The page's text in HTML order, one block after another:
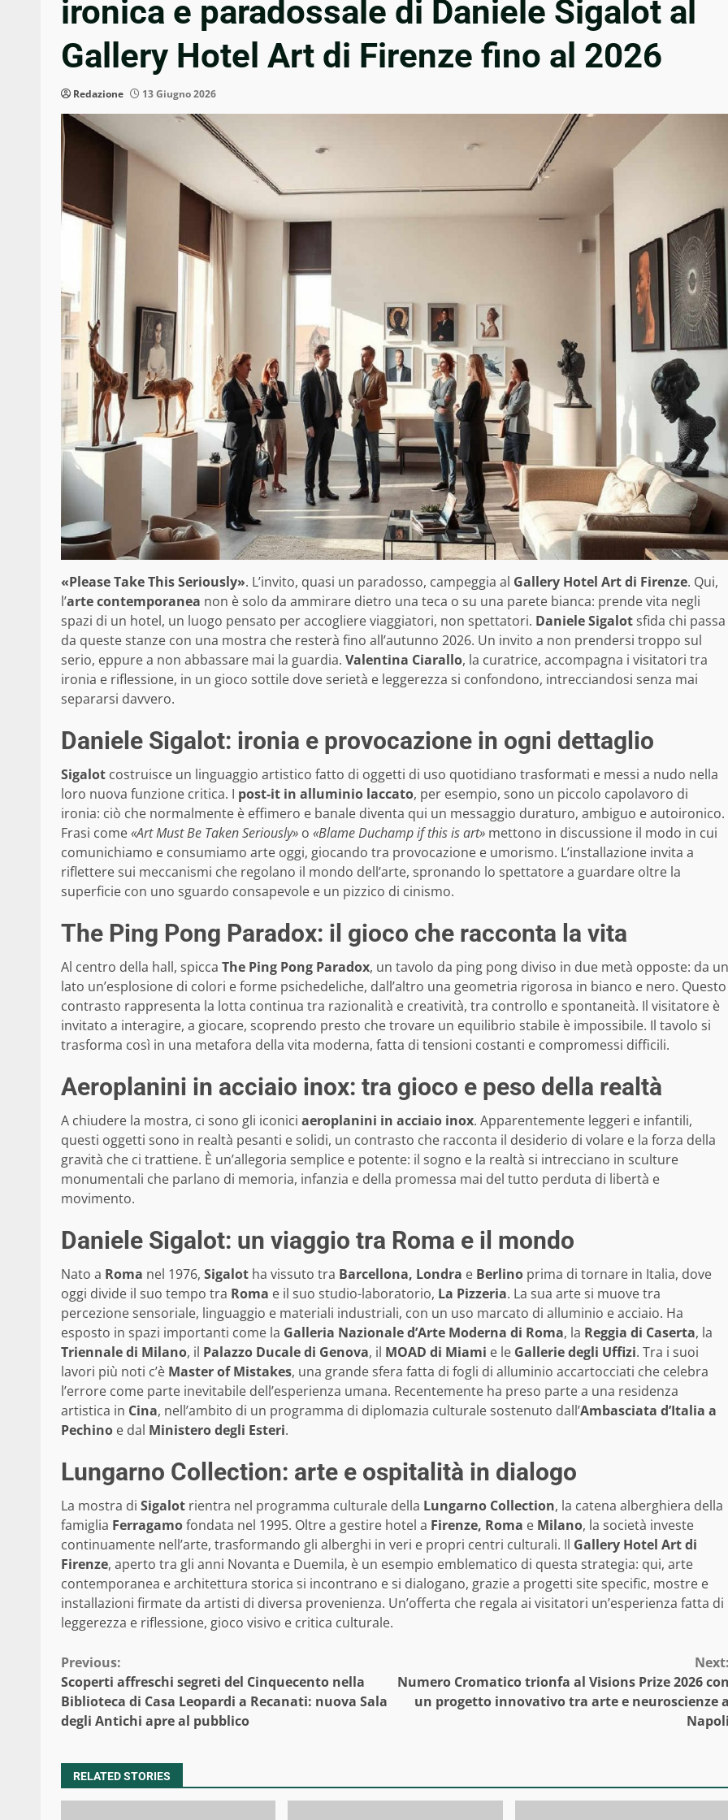
ironica e paradossale di Daniele Sigalot al
Gallery Hotel Art di Firenze fino al 2026
Redazione 13 Giugno 2026
«Please Take This Seriously». L’invito, quasi un paradosso, campeggia al Gallery Hotel Art di Firenze. Qui,
l’arte contemporanea non è solo da ammirare dietro una teca o su una parete bianca: prende vita negli
spazi di un hotel, un luogo pensato per accogliere viaggiatori, non spettatori. Daniele Sigalotsfida chi passa
da queste stanze con una mostra che resterà fino all’autunno 2026. Un invito a non prendersi troppo sul
serio, eppure a non abbassare mai la guardia. Valentina Ciarallo, la curatrice, accompagna i visitatori tra
ironia e riflessione, in un gioco sottile dove serietà e leggerezza si confondono, intrecciandosi senza mai
separarsi davvero.
Daniele Sigalot: ironia e provocazione in ogni dettaglio
Sigalot costruisce un linguaggio artistico fatto di oggetti di uso quotidiano trasformati e messi a nudo nella
loro nuova funzione critica. I post-it in alluminio laccato, per esempio, sono un piccolo capolavoro di
ironia: ciò che normalmente è effimero e banale diventa qui un messaggio duraturo, ambiguo e autoironico.
Frasi come«Art Must Be Taken Seriously» o «Blame Duchamp if this is art» mettono in discussione il modo in cui
comunichiamo e consumiamo arte oggi, giocando tra provocazione e umorismo. L’installazione invita a
riflettere sui meccanismi che regolano il mondo dell’arte, spronando lo spettatore a guardare oltre la
superficie con uno sguardo consapevole e un pizzico di cinismo.
The Ping Pong Paradox: il gioco che racconta la vita
Al centro della hall, spicca The Ping Pong Paradox, un tavolo da ping pong diviso in due metà opposte: da un
lato un’esplosione di colori e forme psichedeliche, dall’altro una geometria rigorosa in bianco e nero. Questo
contrasto rappresenta la lotta continua tra razionalità e creatività, tra controllo e spontaneità. Il visitatore è
invitato a interagire, a giocare, scoprendo presto che trovare un equilibrio stabile è impossibile. Il tavolo si
trasforma così in una metafora della vita moderna, fatta di tensioni costanti e compromessi difficili.
Aeroplanini in acciaio inox: tra gioco e peso della realtà
A chiudere la mostra, ci sono gli iconici aeroplanini in acciaio inox. Apparentemente leggeri e infantili,
questi oggetti sono in realtà pesanti e solidi, un contrasto che racconta il desiderio di volare e la forza della
gravità che ci trattiene. È un’allegoria semplice e potente: il sogno e la realtà si intrecciano in sculture
monumentali che parlano di memoria, infanzia e della promessa mai del tutto perduta di libertà e
movimento.
Daniele Sigalot: un viaggio tra Roma e il mondo
Nato a Roma nel 1976, Sigalot ha vissuto tra Barcellona, Londra e Berlino prima di tornare in Italia, dove
oggi divide il suo tempo tra Roma e il suo studio-laboratorio, La Pizzeria. La sua arte si muove tra
percezione sensoriale, linguaggio e materiali industriali, con un uso marcato di alluminio e acciaio. Ha
esposto in spazi importanti come la Galleria Nazionale d’Arte Moderna di Roma, la Reggia di Caserta, la
Triennale di Milano, il Palazzo Ducale di Genova, il MOAD di Miami e le Gallerie degli Uffizi. Tra i suoi
lavori più noti c’è Master of Mistakes, una grande sfera fatta di fogli di alluminio accartocciati che celebra
l’errore come parte inevitabile dell’esperienza umana. Recentemente ha preso parte a una residenza
artistica in Cina, nell’ambito di un programma di diplomazia culturale sostenuto dall’Ambasciata d’Italia a
Pechino e dal Ministero degli Esteri.
Lungarno Collection: arte e ospitalità in dialogo
La mostra di Sigalot rientra nel programma culturale della Lungarno Collection, la catena alberghiera della
famiglia Ferragamofondata nel 1995. Oltre a gestire hotel a Firenze, Roma e Milano, la società investe
continuamente nell’arte, trasformando gli alberghi in veri e propri centri culturali. Il Gallery Hotel Art di
Firenze, aperto tra gli anni Novanta e Duemila, è un esempio emblematico di questa strategia: qui, arte
contemporanea e architettura storica si incontrano e si dialogano, grazie a progetti site specific, mostre e
installazioni firmate da artisti di diversa provenienza. Un’offerta che regala ai visitatori un’esperienza fatta di
leggerezza e riflessione, gioco visivo e critica culturale.
Continue
Reading
Previous:
Scoperti affreschi segreti del Cinquecento nella
Biblioteca di Casa Leopardi a Recanati: nuova Sala
degli Antichi apre al pubblico
Numero Cromatico trionfa al Visions Prize 2026
un progetto innovativo tra arte e neuroscienze
RELATED STORIES